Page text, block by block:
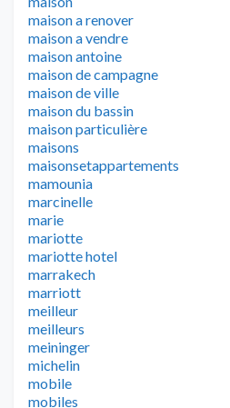
maison a renover
maison a vendre
maison antoine
maison de campagne
maison de ville
maison du bassin
maison particulière
maisons
maisonsetappartements
mamounia
marcinelle
marie
mariotte
mariotte hotel
marrakech
marriott
meilleur
meilleurs
meininger
michelin
mobile
mobiles